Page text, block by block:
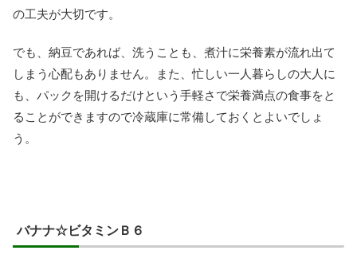
の工夫が大切です。
でも、納豆であれば、洗うことも、煮汁に栄養素が流れ出て
しまう心配もありません。また、忙しい一人暮らしの大人に
も、パックを開けるだけという手軽さで栄養満点の食事をと
ることができますので冷蔵庫に常備しておくとよいでしょ
う。
バナナ☆ビタミンＢ６